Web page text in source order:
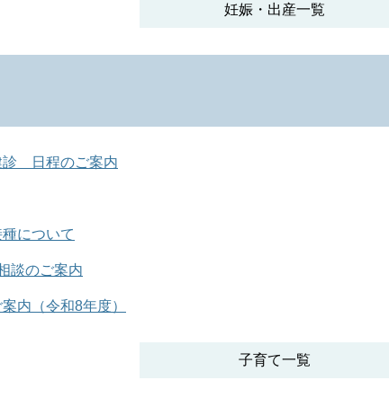
妊娠・出産一覧
診 日程のご案内
について
談のご案内
内（令和8年度）
子育て一覧